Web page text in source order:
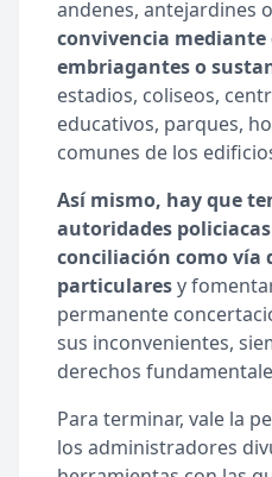
andenes, antejardines
convivencia mediante
embriagantes o
estadios, coliseos,
educativos, parques,
comunes de los
Así mismo, hay que
autoridades
conciliación como vía
particularesy
permanente
sus inconvenientes,
derechos
Para terminar, vale la
los administradores